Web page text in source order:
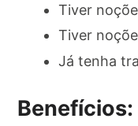
Tiver
Tiver
Já tenha
Benefícios: